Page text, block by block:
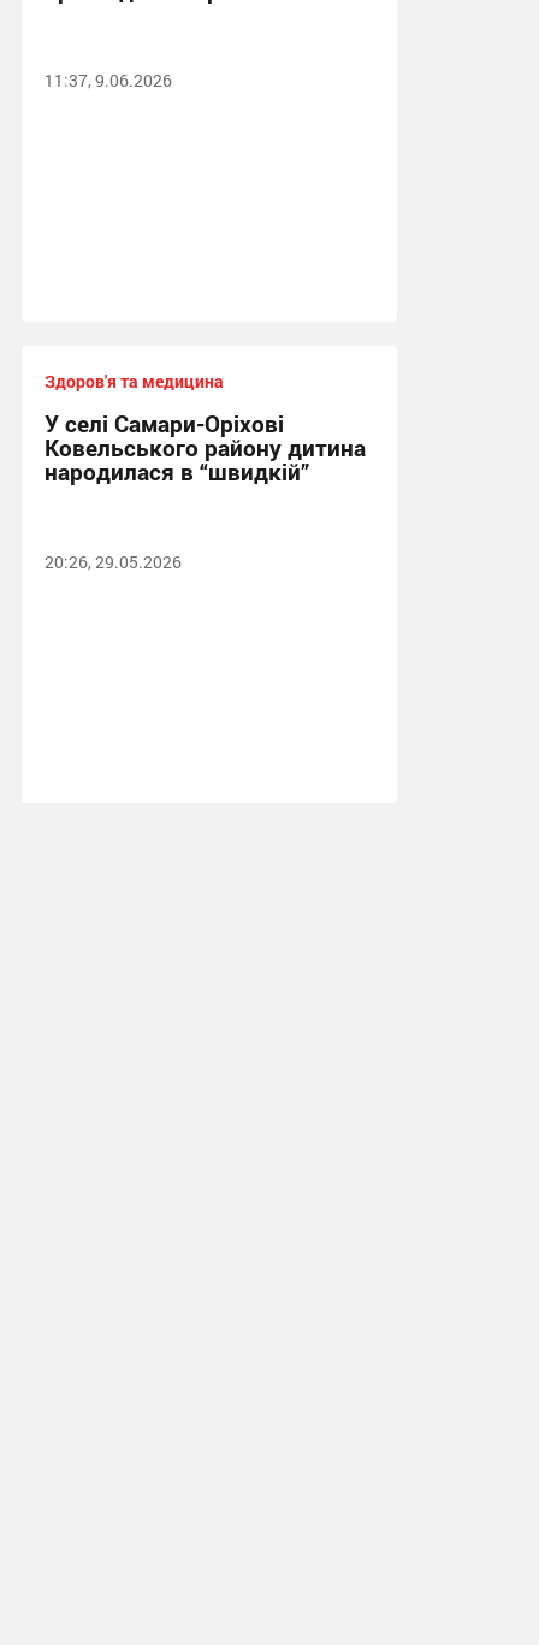
11:37, 9.06.2026
Здоров'я та медицина
У селі Самари-Оріхові
Ковельського району дитина
народилася в “швидкій”
20:26, 29.05.2026